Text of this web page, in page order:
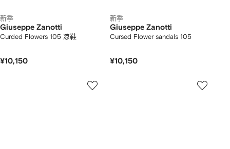
新季
Giuseppe Zanotti
Curded Flowers 105 凉鞋
¥10,150
新季
Giuseppe Zanotti
Cursed Flower sandals 105
¥10,150